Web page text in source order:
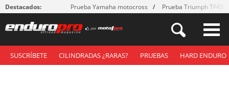
Destacados: Prueba Yamaha motocross Prueba Triumph
SUSCRÍBETE CILINDRADAS ¿RARAS? PRUEBAS HARD ENDURO